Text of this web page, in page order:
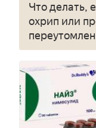
Что делать,
охрип или